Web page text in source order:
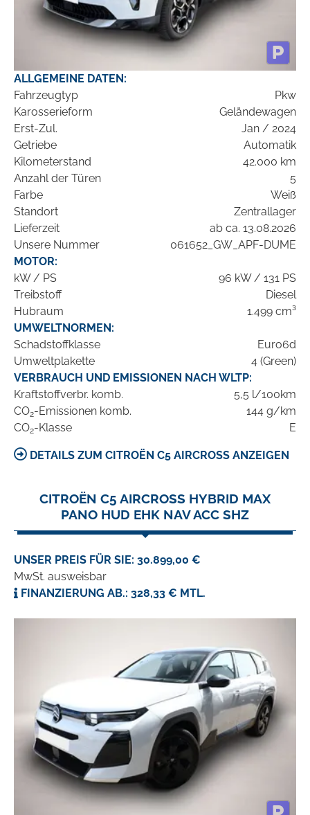
ALLGEMEINE DATEN:
Fahrzeugtyp
Pkw
Karosserieform
Geländewagen
Erst-Zul.
Jan / 2024
Getriebe
Automatik
Kilometerstand
42.000 km
Anzahl der Türen
5
Farbe
Weiß
Standort
Zentrallager
Lieferzeit
ab ca. 13.08.2026
Unsere Nummer
061652_GW_APF-DUME
MOTOR:
kW / PS
96 kW / 131 PS
Treibstoff
Diesel
Hubraum
1.499 cm³
UMWELTNORMEN:
Schadstoffklasse
Euro6d
Umweltplakette
4 (Green)
VERBRAUCH UND EMISSIONEN NACH WLTP:
Kraftstoffverbr. komb.
5,5 l/100km
CO2-Emissionen komb.
144 g/km
CO2-Klasse E
DETAILS ZUM CITROËN C5 AIRCROSS ANZEIGEN
CITROËN C5 AIRCROSS HYBRID MAX
PANO HUD EHK NAV ACC SHZ
UNSER PREIS FÜR SIE: 30.899,00 €
MwSt. ausweisbar
FINANZIERUNG AB.: 328,33 € MTL.